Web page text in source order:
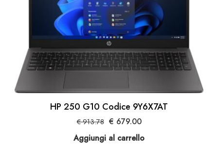
HP 250 G10 Codice 9Y6X7AT
€913.78 Il
prezzo
originale
€ 679.00Il
attuale
Aggiungi al carrello